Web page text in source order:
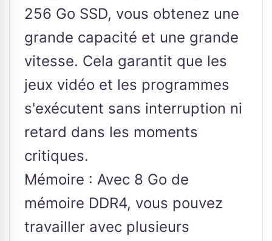
256 Go SSD, vous obtenez une
grande capacité et une grande
vitesse. Cela garantit que les
jeux vidéo et les programmes
s'exécutent sans interruption ni
retard dans les moments
critiques.
Mémoire : Avec 8 Go de
mémoire DDR4, vous pouvez
travailler avec plusieurs